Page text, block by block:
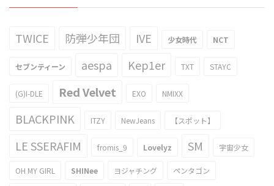
TWICE 防弾少年団 IVE 少女時代 NCT
セブンティーン aespa Kep1er TXT STAYC
(G)I-DLE Red Velvet EXO NMIXX
BLACKPINK ITZY NewJeans 【スポット】
LE SSERAFIM fromis_9 Lovelyz SM 宇宙少女
OH MY GIRL SHINee ヨジャチング ペンタゴン